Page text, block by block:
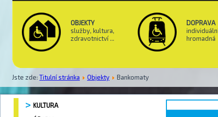
OBJEKTY
služby, kultura,
zdravotnictví ...
DOPRAVA
hromadná
Jste zde: Titulní stránka Objekty Bankomaty
KULTURA